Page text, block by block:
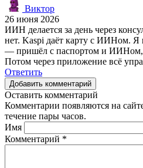
Виктор
26 июня 2026
ИИН делается за день через
нет. Kaspi даёт карту с ИИНом. Я
— пришёл с паспортом и ИИНом,
Потом через приложение всё
Ответить
Добавить комментарий
Оставить комментарий
Комментарии появляются на
течение пары часов.
Имя
Комментарий *